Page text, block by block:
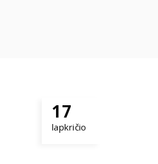
17
lapkričio